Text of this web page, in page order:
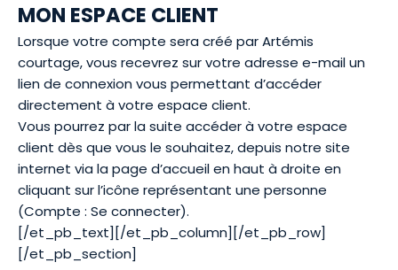
MON ESPACE CLIENT
Lorsque votre compte sera créé par Artémis
courtage, vous recevrez sur votre adresse e-mail un
lien de connexion vous permettant d’accéder
directement à votre espace client.
Vous pourrez par la suite accéder à votre espace
client dès que vous le souhaitez, depuis notre site
internet via la page d’accueil en haut à droite en
cliquant sur l’icône représentant une personne
(Compte : Se connecter).
[/et_pb_text][/et_pb_column][/et_pb_row]
[/et_pb_section]